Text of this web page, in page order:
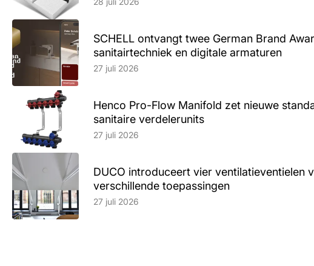
SCHELL ontvangt twee German Brand
sanitairtechniek en digitale armaturen
Lees artikel
27 juli 2026
Henco Pro-Flow Manifold zet nieuwe
sanitaire verdelerunits
Lees artikel
27 juli 2026
DUCO introduceert vier ventilatieventielen
verschillende toepassingen
Lees artikel
27 juli 2026